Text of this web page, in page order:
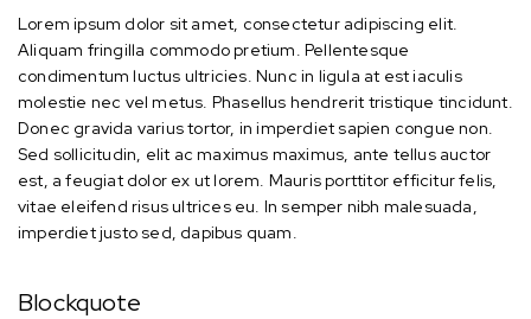
Lorem ipsum dolor sit amet, consectetur adipiscing elit.
Aliquam fringilla commodo pretium. Pellentesque
condimentum luctus ultricies. Nunc in ligula at est iaculis
molestie nec vel metus. Phasellus hendrerit tristique tincidunt.
Donec gravida varius tortor, in imperdiet sapien congue non.
Sed sollicitudin, elit ac maximus maximus, ante tellus auctor
est, a feugiat dolor ex ut lorem. Mauris porttitor efficitur felis,
vitae eleifend risus ultrices eu. In semper nibh malesuada,
imperdiet justo sed, dapibus quam.
Blockquote